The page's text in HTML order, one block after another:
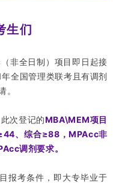
生们
非全日制）项目即日起接
全国管理类联考且有调剂
。
次登记的MBA\MEM项目
、综合≥88，MPAcc非
调剂要求。
报考条件，即大专毕业于